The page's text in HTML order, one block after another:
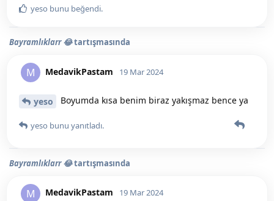
yeso bunu beğendi.
Bayramlıklarr 😂tartışmasında
M MedavikPastam 19 Mar 2024
yeso Boyumda kısa benim biraz yakışmaz bence ya
yeso bunu yanıtladı.
Bayramlıklarr 😂tartışmasında
M MedavikPastam 19 Mar 2024